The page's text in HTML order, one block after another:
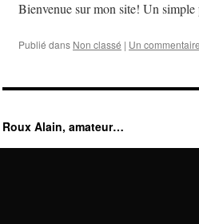
Bienvenue sur mon site! Un simple
Publié dans Non classé | Un commentaire
Roux Alain, amateur…